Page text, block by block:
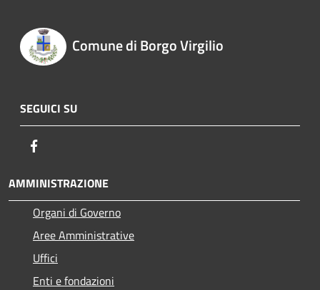
Comune di Borgo Virgilio
SEGUICI SU
AMMINISTRAZIONE
Organi di Governo
Aree Amministrative
Uffici
Enti e fondazioni